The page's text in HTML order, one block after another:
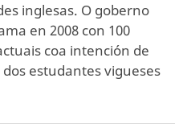
inglesas. O goberno
en 2008 con 100
coa intención de
estudantes vigueses